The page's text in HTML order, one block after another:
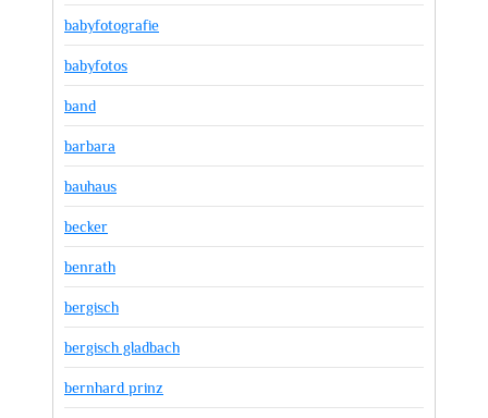
babyfotografie
babyfotos
band
barbara
bauhaus
becker
benrath
bergisch
bergisch gladbach
bernhard prinz